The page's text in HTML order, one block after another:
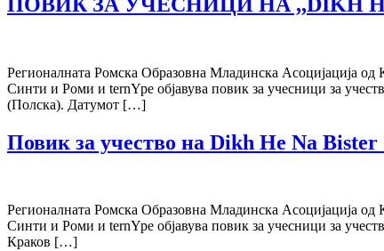
Регионалната Ромска Образовна Младинска Асоцијација
Синти и Роми и ternYpe објавува повик за учесници за
(Полска). Датумот […]
Повик за учество на Dikh He Na Bister
Регионалната Ромска Образовна Младинска Асоцијација
Синти и Роми и ternYpe објавува повик за учесници за
Краков […]